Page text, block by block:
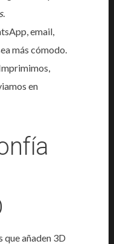
.
email,
más cómodo.
en
añaden 3D